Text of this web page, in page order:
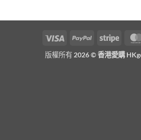
Visa PayPal Stripe
版權所有 2026 ©香港愛購